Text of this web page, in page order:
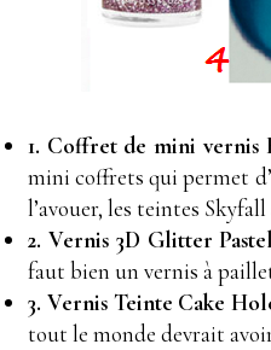
1. Coffret de mini vernis
mini coffrets qui permet
l’avouer, les teintes
2. Vernis 3D Glitter
faut bien un vernis à
3. Vernis Teinte Cake
tout le monde devrait